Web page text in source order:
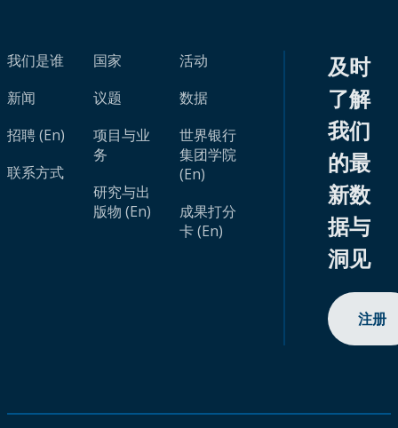
我们是谁
新闻
招聘 (En)
联系方式
国家
议题
项目与业
务
研究与出
版物 (En)
活动
数据
世界银行
集团学院
(En)
成果打分
卡 (En)
及时
了解
我们
的最
新数
据与
洞见
注册